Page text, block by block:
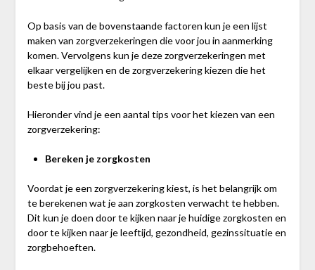
Op basis van de bovenstaande factoren kun je een lijst
maken van zorgverzekeringen die voor jou in aanmerking
komen. Vervolgens kun je deze zorgverzekeringen met
elkaar vergelijken en de zorgverzekering kiezen die het
beste bij jou past.
Hieronder vind je een aantal tips voor het kiezen van een
zorgverzekering:
Bereken je zorgkosten
Voordat je een zorgverzekering kiest, is het belangrijk om
te berekenen wat je aan zorgkosten verwacht te hebben.
Dit kun je doen door te kijken naar je huidige zorgkosten en
door te kijken naar je leeftijd, gezondheid, gezinssituatie en
zorgbehoeften.